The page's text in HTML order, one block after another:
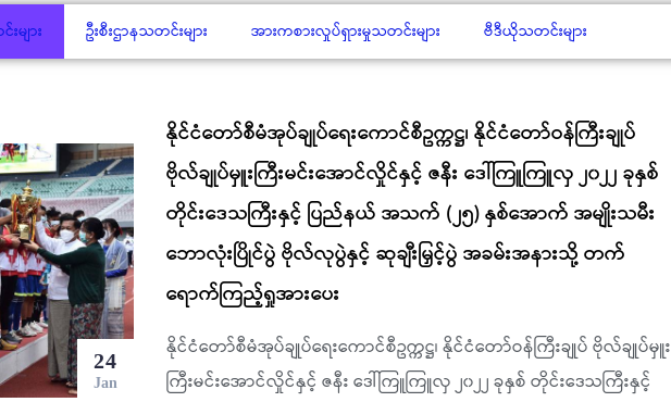
များ ဦးစီးဌာနသတင်းများ အားကစားလှုပ်ရှားမှုသတင်းများ ဗီဒီယိုသတင်းများ
24
Jan
နိုင်ငံတော်စီမံအုပ်ချုပ်ရေးကောင်စီဥက္ကဋ္ဌ၊ နိုင်ငံတော်ဝန်ကြီးချုပ်
ဗိုလ်ချုပ်မှူးကြီးမင်းအောင်လှိုင်နှင့် ဇနီး ဒေါ်ကြူကြူလှ ၂၀၂၂ ခုနှစ်
တိုင်းဒေသကြီးနှင့် ပြည်နယ် အသက် (၂၅) နှစ်အောက် အမျိုးသမီး
ဘောလုံးပြိုင်ပွဲ ဗိုလ်လုပွဲနှင့် ဆုချီးမြှင့်ပွဲ အခမ်းအနားသို့ တက်
ရောက်ကြည့်ရှုအားပေး
နိုင်ငံတော်စီမံအုပ်ချုပ်ရေးကောင်စီဥက္ကဋ္ဌ၊ နိုင်ငံတော်ဝန်ကြီးချုပ် ဗိုလ်ချုပ်မှူး
ကြီးမင်းအောင်လှိုင်နှင့် ဇနီး ဒေါ်ကြူကြူလှ ၂၀၂၂ ခုနှစ် တိုင်းဒေသကြီးနှင့်